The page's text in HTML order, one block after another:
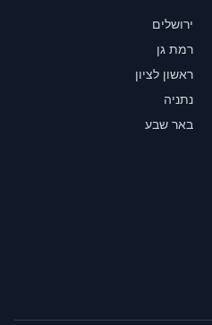
ירושלים
רמת גן
ראשון לציון
נתניה
באר שבע